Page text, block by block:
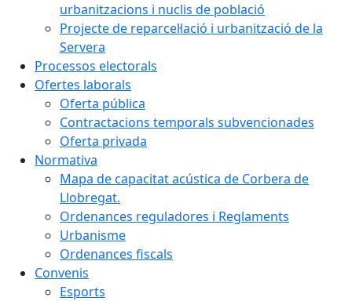
urbanitzacions i nuclis de població
Projecte de reparcel·lació i urbanització de la
Servera
Processos electorals
Ofertes laborals
Oferta pública
Contractacions temporals subvencionades
Oferta privada
Normativa
Mapa de capacitat acústica de Corbera de
Llobregat.
Ordenances reguladores i Reglaments
Urbanisme
Ordenances fiscals
Convenis
Esports